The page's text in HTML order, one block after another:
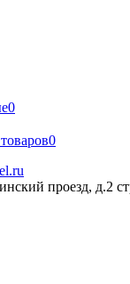
0
0
проезд, д.2